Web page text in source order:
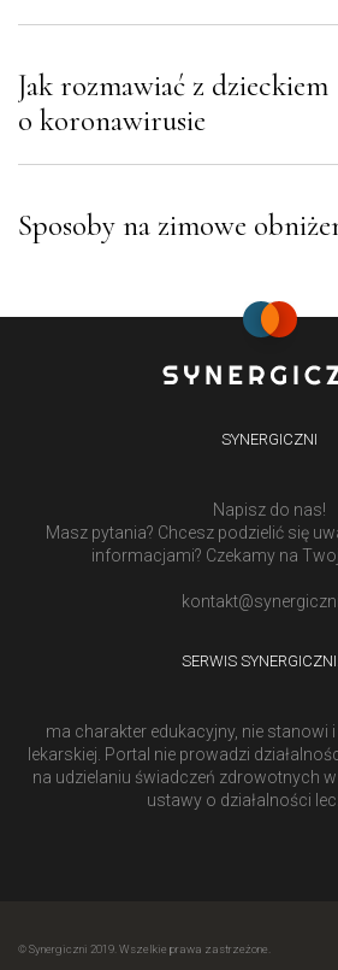
Jak rozmawiać z dzieckiem
o koronawirusie
Sposoby na zimowe
SYNERGICZNI
Napisz do nas!
Masz pytania? Chcesz podzielić się
informacjami? Czekamy na
SERWIS
ma charakter edukacyjny, nie stanowi
lekarskiej. Portal nie prowadzi
na udzielaniu świadczeń zdrowotnych
ustawy o działalności
© Synergiczni 2019. Wszelkie prawa zastrzeżone.